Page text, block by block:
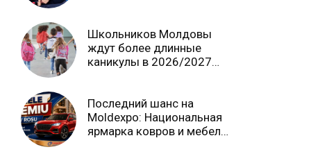
Школьников Молдовы
ждут более длинные
каникулы в 2026/2027
Последний шанс на
Moldexpo: Национальная
ярмарка ковров и мебели